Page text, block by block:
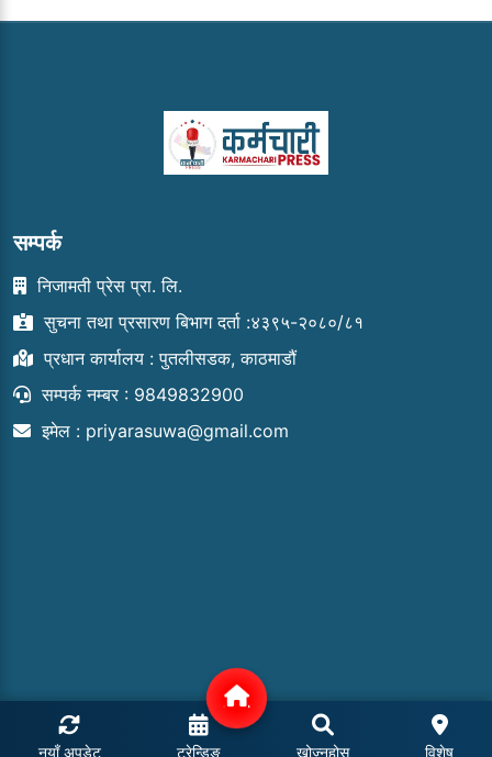
सम्पर्क
निजामती प्रेस प्रा. लि.
सुचना तथा प्रसारण बिभाग दर्ता :४३९५-२०८०/८१
प्रधान कार्यालय : पुतलीसडक, काठमाडौं
सम्पर्क नम्बर : 9849832900
इमेल : priyarasuwa@gmail.com
नयाँ अपडेट ट्रेन्डिङ खोज्नुहोस् विशेष